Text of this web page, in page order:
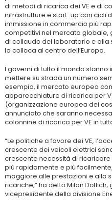
di metodi di ricarica dei VE e di
infrastrutture e start-up con cicli
immissione in commercio più
competitivi nel mercato globale,
di collaudo del laboratorio e
lo colloca al centro dell’Europa.
I governi di tutto il mondo
mettere su strada un numero
esempio, il mercato europeo
apparecchiature di ricarica per
(organizzazione europea dei
annunciato che saranno
colonnine di ricarica per VE in
“Le politiche a favore dei VE,
crescente dei veicoli elettrici
crescente necessità di
più rapidamente e più
maggiore alle prestazioni e alla
ricariche,” ha detto Milan
vicepresidente della divisione